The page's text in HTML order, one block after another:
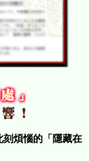
煩惱的「隱藏在